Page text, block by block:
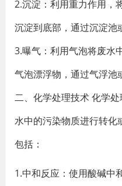
2.沉淀：利用重力作用，
沉淀到底部，通过沉淀池
3.曝气：利用气泡将废水
气泡漂浮物，通过气浮池
二、化学处理技术 化学
水中的污染物质进行转化
包括：
1.中和反应：使用酸碱中